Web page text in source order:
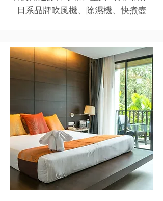
日系品牌吹風機、除濕機、快煮壺